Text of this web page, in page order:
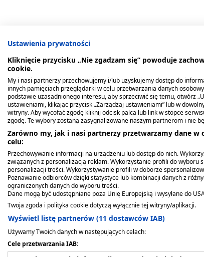
Cyclo 3 Fort, 150 mg+150
Ajona
Bestsellery Produkty z tej serii
Kerabione Booster,
Rablis, prosz., 150 g
Doppelherz
Ustawienia prywatności
Kliknięcie przycisku „Nie zgadzam się” powoduje
cookie.
My i nasi partnerzy przechowujemy i/lub uzyskujemy dostęp do
innych pamięciach przeglądarki w celu przetwarzania danych
podstawie uzasadnionego interesu, aby sprzeciwić się temu, otwórz
ustawieniami, klikając przycisk „Zarządzaj ustawieniami” lub w
witryny. Aby wycofać zgodę kliknij odcisk palca lub link w stopce
zgodę. Te wybory zostaną zasygnalizowane naszym partnerom i nie
Zarówno my, jak i nasi partnerzy przetwarzamy dane
celu:
Przechowywanie informacji na urządzeniu lub dostęp do nich.
związanych z personalizacją reklam. Wykorzystanie profili do
personalizacji treści. Wykorzystywanie profili w doborze
Poznawanie odbiorców dzięki statystyce lub kombinacji danych z
ograniczonych danych do wyboru treści.
Dane mogą być udostępniane poza Unię Europejską i wysyłane do
Twoja zgoda i polityka cookie dotyczą wyłącznie tej witryny/aplikacji.
Wyświetl listę partnerów (11 dostawców IAB)
Używamy Twoich danych w następujących celach:
Cele przetwarzania IAB: